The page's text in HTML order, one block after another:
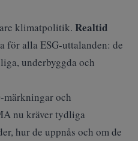
klimatpolitik. Realtid
för alla ESG-uttalanden: de
underbyggda och
märkningar och
nu kräver tydliga
hur de uppnås och om de